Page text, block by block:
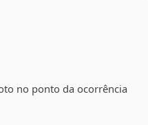
no ponto da ocorrência